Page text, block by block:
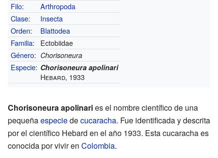
Filo:
Arthropoda
Clase:
Insecta
Orden:
Blattodea
Familia:
Ectobiidae
Género: Chorisoneura
Especie: Chorisoneura apolinari
Hebard, 1933
Chorisoneura apolinaries el nombre científico de una
pequeñaespeciedecucaracha. Fue identificada y descrita
por el científico Hebard en el año 1933. Esta cucaracha es
conocida por vivir en Colombia.